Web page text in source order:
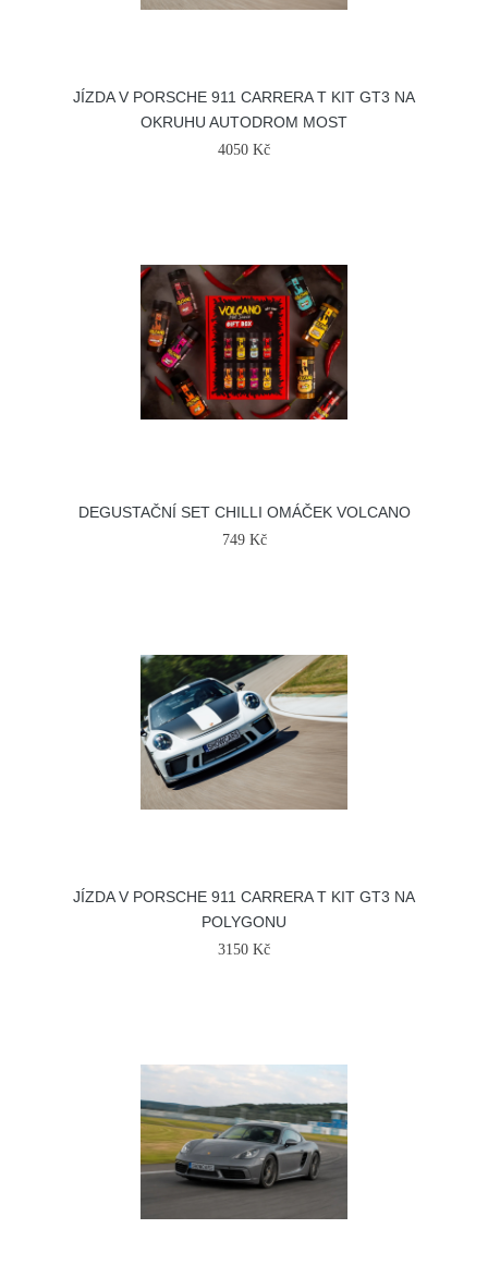
JÍZDA V PORSCHE 911 CARRERA T KIT GT3 NA
OKRUHU AUTODROM MOST
4050 Kč
DEGUSTAČNÍ SET CHILLI OMÁČEK VOLCANO
749 Kč
JÍZDA V PORSCHE 911 CARRERA T KIT GT3 NA
POLYGONU
3150 Kč